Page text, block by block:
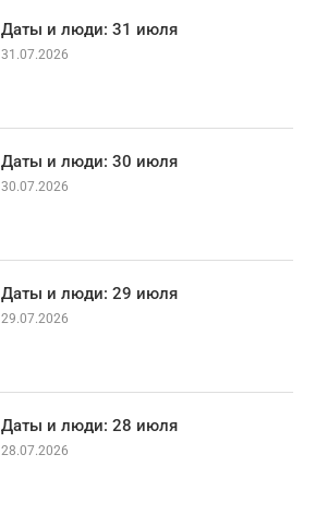
Даты и люди: 31 июля
31.07.2026
Даты и люди: 30 июля
30.07.2026
Даты и люди: 29 июля
29.07.2026
Даты и люди: 28 июля
28.07.2026